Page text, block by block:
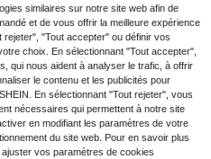
hirts de rue d'été vintage blanc pour
hommes,Serviettes brodées person
nalisées Est-ce que tu m'aimes? Qu
estion rhétorique humoristique Y2k
Vacances
6similaires sur notre site web afin de
et de vous offrir la meilleure expérience
"Tout accepter" ou définir vos
choix. En sélectionnant "Tout accepter",
qui nous aident à analyser le trafic, à offrir
le contenu et les publicités pour
En sélectionnant "Tout rejeter", vous
nécessaires qui permettent à notre site
en modifiant les paramètres de votre
du site web. Pour en savoir plus
vos paramètres de cookies